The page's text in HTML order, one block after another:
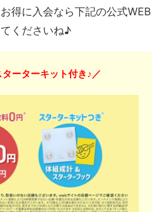
得に入会なら下記の公式WEB
くださいね♪
ターターキット付き♪／